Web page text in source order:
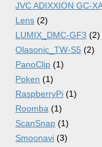
JVC ADIXXION GC-
Lens (2)
LUMIX_DMC-GF3 (2)
Olasonic_TW-S5 (2)
PanoClip (1)
Poken (1)
RaspberryPi (1)
Roomba (1)
ScanSnap (1)
Smoonavi (3)